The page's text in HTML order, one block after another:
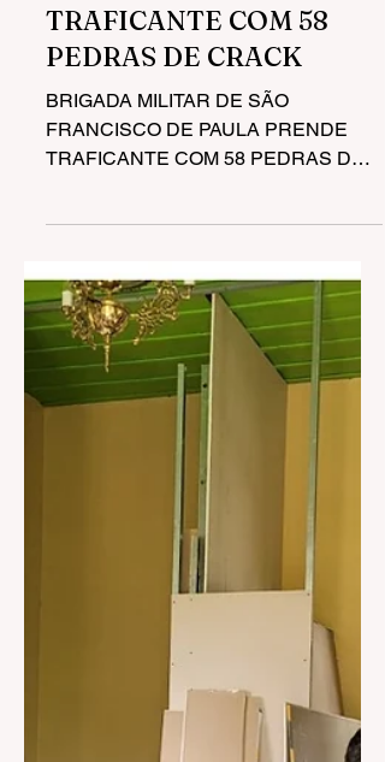
BRIGADA MILITAR DE
SÃO FRANCISCO DE
PAULA PRENDE
TRAFICANTE COM 58
PEDRAS DE CRACK
CRACK Ainda encontrado cocaína,
maconha e mais uma pedra...